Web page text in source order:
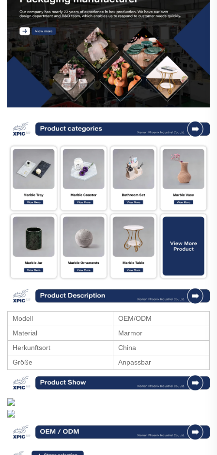
Modell
OEM/ODM
Material
Marmor
Herkunftsort
China
Größe
Anpassbar